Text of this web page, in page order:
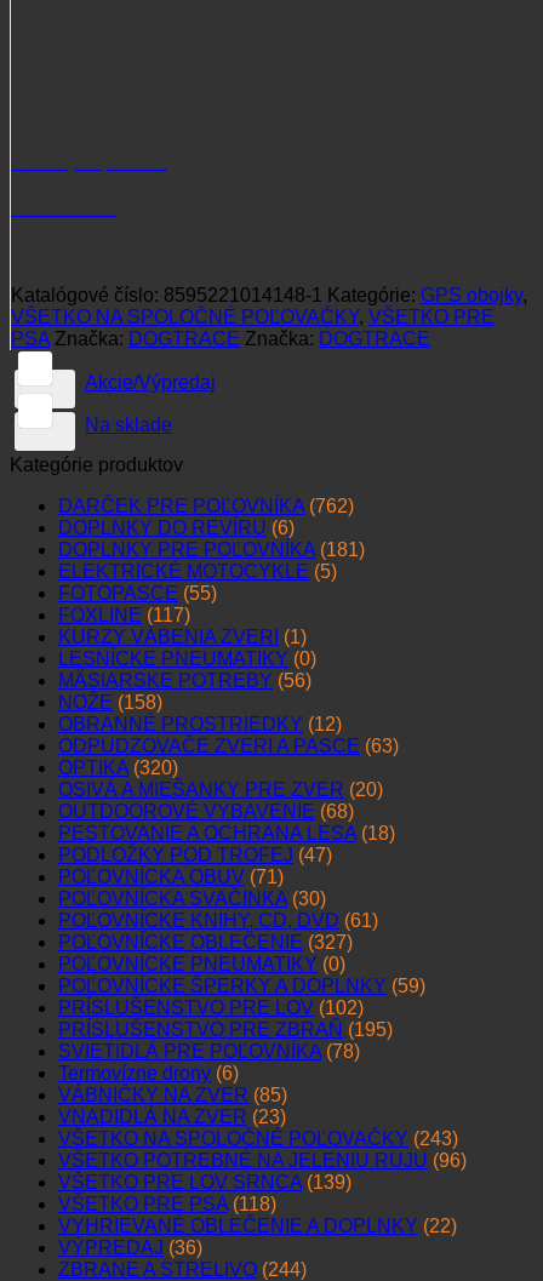
Katalógové číslo: 8595221014148-1 Kategórie: GPS obojky,
VŠETKO NA SPOLOČNÉ POĽOVAČKY, VŠETKO PRE
PSA Značka: DOGTRACE Značka: DOGTRACE
Akcie/Výpredaj
Na sklade
Kategórie produktov
DARČEK PRE POĽOVNÍKA (762)
DOPLNKY DO REVÍRU (6)
DOPLNKY PRE POĽOVNÍKA (181)
ELEKTRICKÉ MOTOCYKLE (5)
FOTOPASCE (55)
FOXLINE (117)
KURZY VÁBENIA ZVERI (1)
LESNÍCKE PNEUMATIKY (0)
MÄSIARSKE POTREBY (56)
NOŽE (158)
OBRANNÉ PROSTRIEDKY (12)
ODPUDZOVAČE ZVERI A PASCE (63)
OPTIKA (320)
OSIVÁ A MIEŠANKY PRE ZVER (20)
OUTDOOROVÉ VYBAVENIE (68)
PESTOVANIE A OCHRANA LESA (18)
PODLOŽKY POD TROFEJ (47)
POĽOVNÍCKA OBUV (71)
POĽOVNÍCKA SVAČINKA (30)
POĽOVNÍCKE KNIHY, CD, DVD (61)
POĽOVNÍCKE OBLEČENIE (327)
POĽOVNÍCKE PNEUMATIKY (0)
POĽOVNÍCKE ŠPERKY A DOPLNKY (59)
PRÍSLUŠENSTVO PRE LOV (102)
PRÍSLUŠENSTVO PRE ZBRAŇ (195)
SVIETIDLÁ PRE POĽOVNÍKA (78)
Termovízne drony (6)
VÁBNIČKY NA ZVER (85)
VNADIDLÁ NA ZVER (23)
VŠETKO NA SPOLOČNÉ POĽOVAČKY (243)
VŠETKO POTREBNÉ NA JELENIU RUJU (96)
VŠETKO PRE LOV SRNCA (139)
VŠETKO PRE PSA (118)
VYHRIEVANÉ OBLEČENIE A DOPLNKY (22)
VÝPREDAJ (36)
ZBRANE A STRELIVO (244)